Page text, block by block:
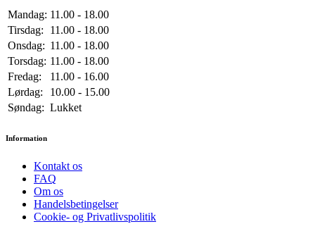
Mandag: 11.00 - 18.00
Tirsdag:
11.00 - 18.00
Onsdag: 11.00 - 18.00
Torsdag: 11.00 - 18.00
Fredag:
11.00 - 16.00
Lørdag:
10.00 - 15.00
Søndag: Lukket
Information
Kontakt os
FAQ
Om os
Handelsbetingelser
Cookie- og Privatlivspolitik